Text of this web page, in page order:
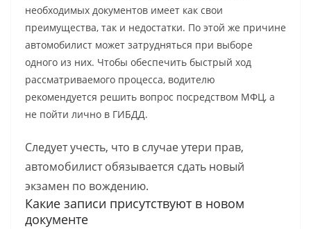
необходимых документов имеет как свои
преимущества, так и недостатки. По этой же причине
автомобилист может затрудняться при выборе
одного из них. Чтобы обеспечить быстрый ход
рассматриваемого процесса, водителю
рекомендуется решить вопрос посредством МФЦ, а
не пойти лично в ГИБДД.
Следует учесть, что в случае утери прав,
автомобилист обязывается сдать новый
экзамен по вождению.
Какие записи присутствуют в новом
документе